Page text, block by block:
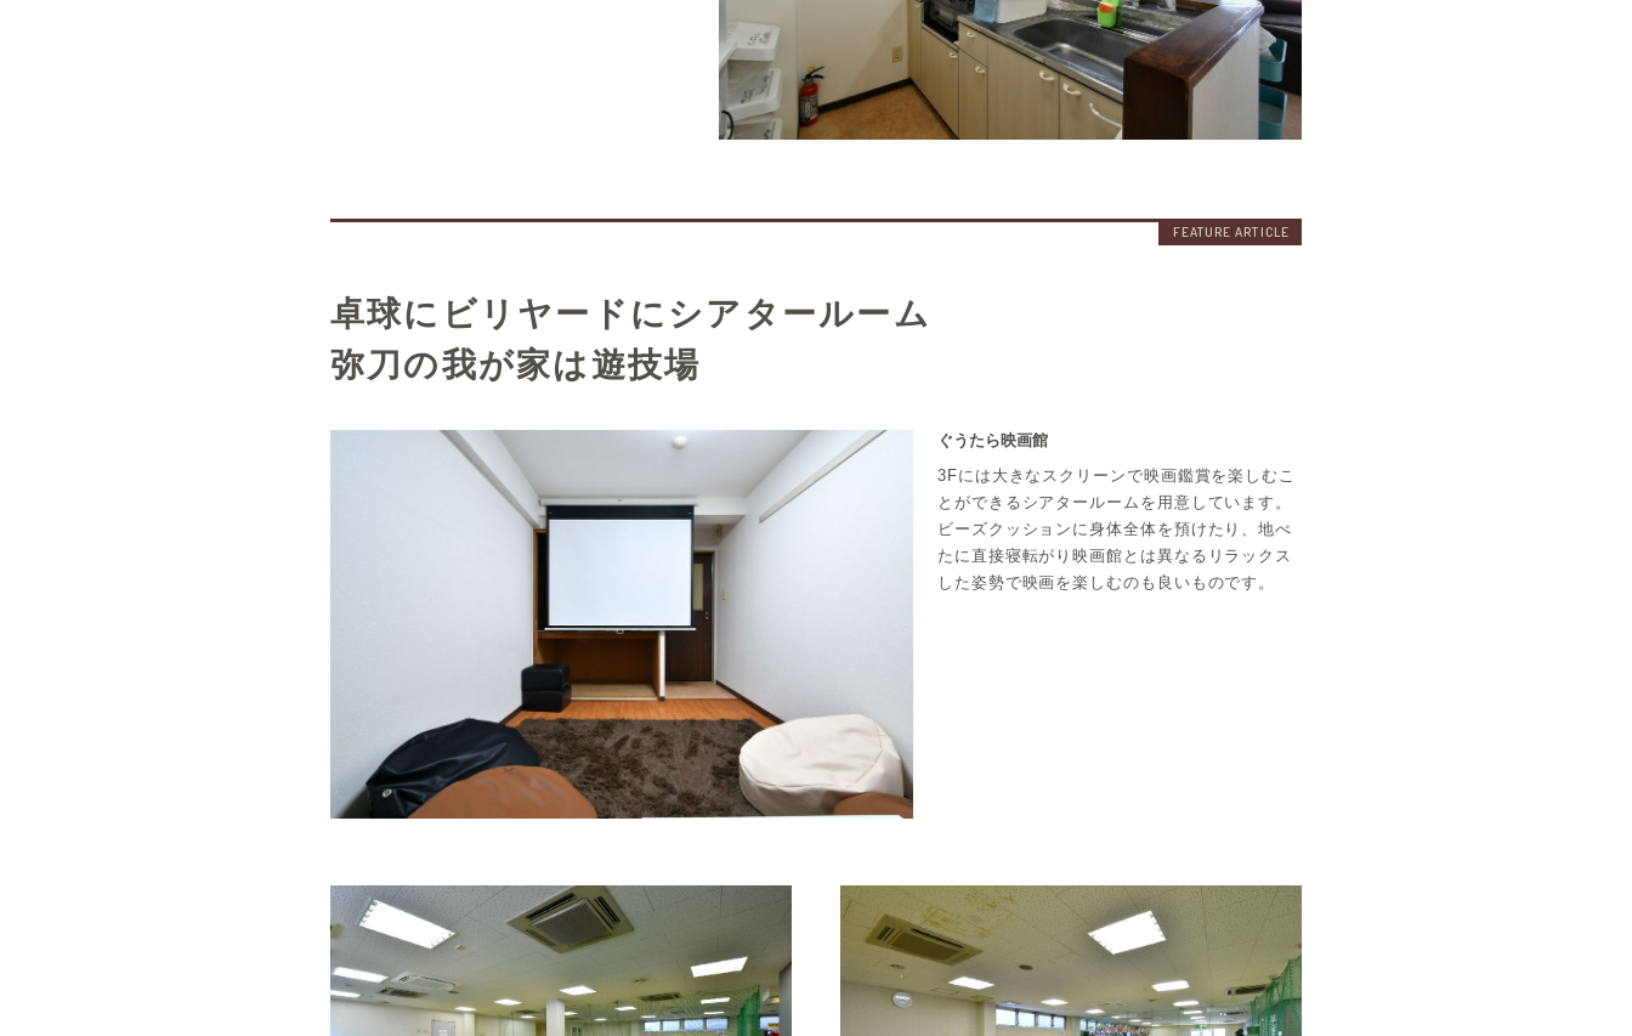
卓球にビリヤードにシアタールーム
弥刀の我が家は遊技場
ぐうたら映画館
3Fには大きなスクリーンで映画鑑賞を楽しむこ
とができるシアタールームを用意しています。
ビーズクッションに身体全体を預けたり、地べ
たに直接寝転がり映画館とは異なるリラックス
した姿勢で映画を楽しむのも良いものです。